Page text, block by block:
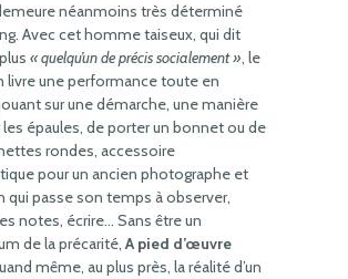
néanmoins très déterminé
Avec cet homme taiseux, qui dit
« quelqu’un de précis socialement », le
livre une performance toute en
sur une démarche, une manière
épaules, de porter un bonnet ou de
rondes, accessoire
pour un ancien photographe et
qui passe son temps à observer,
notes, écrire… Sans être un
de la précarité, A pied d’œuvre
même, au plus près, la réalité d’un